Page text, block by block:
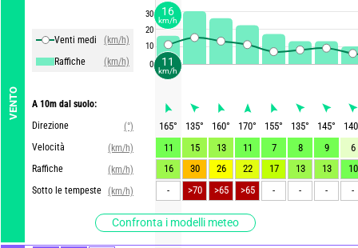
VENTO
Venti medi
(km/h)
Raffiche
(km/h)
A 10m dal suolo:
Direzione
(°)
Velocità
(km/h)
Raffiche
(km/h)
Sotto le tempeste (km/h)
Confronta i modelli meteo
30
20
10
0
165° 135° 160° 170° 155° 135° 145°
140
11
15 13 11 7 8 9
6
16
30 26 22 17 13 13
10
-
- - - -
11
km/h
16
km/h